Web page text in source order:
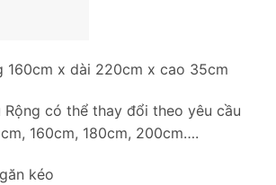
160cm x dài 220cm x cao 35cm
có thể thay đổi theo yêu cầu
160cm, 180cm, 200cm….
kéo